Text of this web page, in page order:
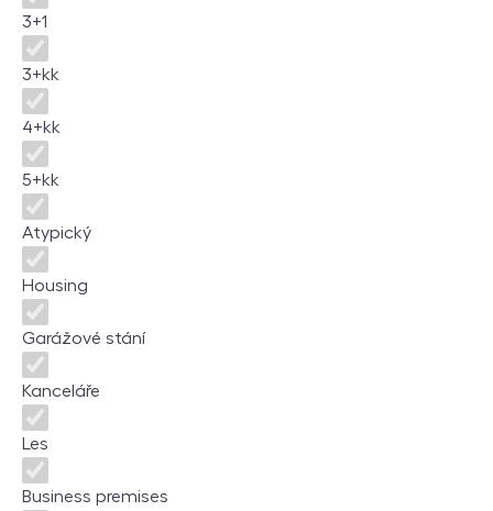
3+1
3+kk
4+kk
5+kk
Atypický
Housing
Garážové stání
Kanceláře
Les
Business premises